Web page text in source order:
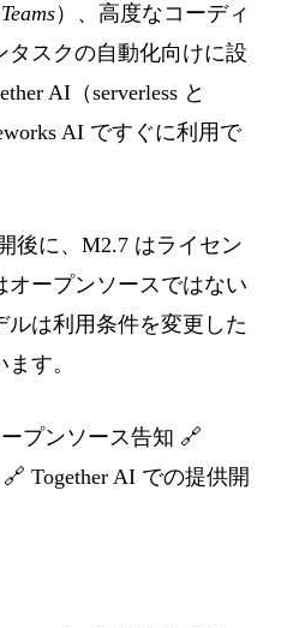
）、高度なコーディ
タスクの自動化向けに設
AI（serverless と
AI ですぐに利用で
後に、M2.7 はライセン
オープンソースではない
ルは利用条件を変更した
す。
プンソース告知 🔗
🔗 Together AI での提供開